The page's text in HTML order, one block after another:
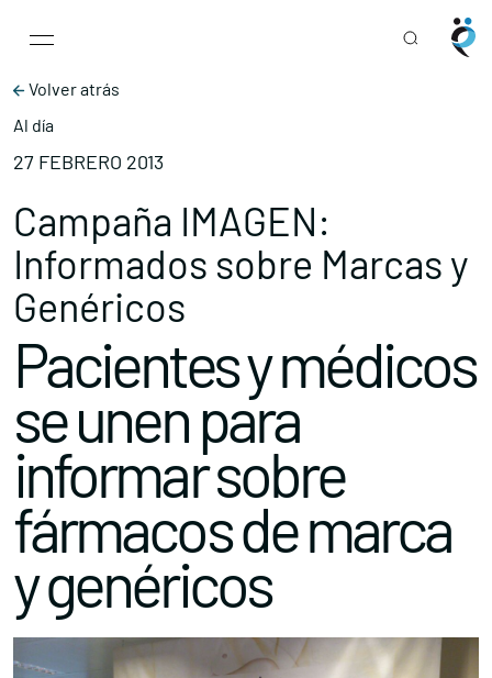
Main Navigation
Volver atrás
Al día
27 FEBRERO 2013
Campaña IMAGEN:
Informados sobre Marcas y
Genéricos
Pacientes y médicos
se unen para
informar sobre
fármacos de marca
y genéricos